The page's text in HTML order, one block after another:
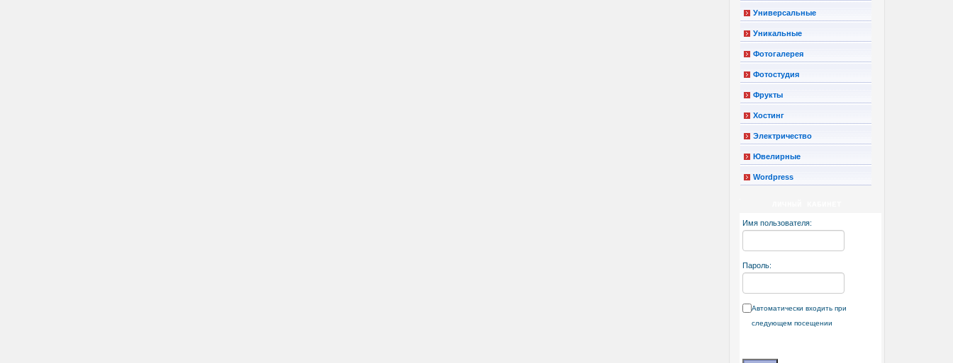
Универсальные
Уникальные
Фотогалерея
Фотостудия
Фрукты
Хостинг
Электричество
Ювелирные
Wordpress
Имя пользователя:
Пароль:
Автоматически входить при
следующем посещении